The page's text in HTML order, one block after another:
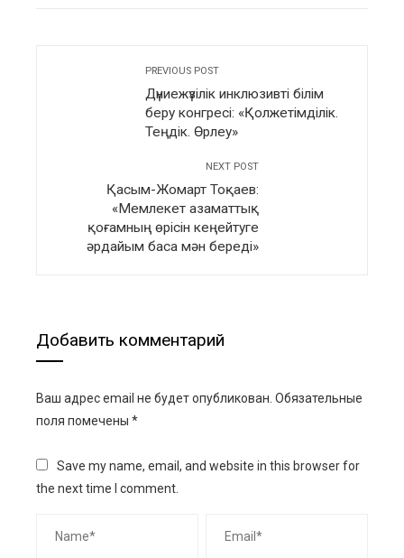
PREVIOUS POST
Дүниежүзілік инклюзивті білім
беру конгресі: «Қолжетімділік.
Теңдік. Өрлеу»
NEXT POST
Қасым-Жомарт Тоқаев:
«Мемлекет азаматтық
қоғамның өрісін кеңейтуге
әрдайым баса мән береді»
Добавить комментарий
Ваш адрес email не будет опубликован. Обязательные
поля помечены *
Save my name, email, and website in this browser for
the next time I comment.